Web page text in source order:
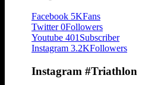
Facebook 5KFans
Twitter 0Followers
Youtube 401 Subscriber
Instagram 3.2KFollowers
Instagram #Triathlon